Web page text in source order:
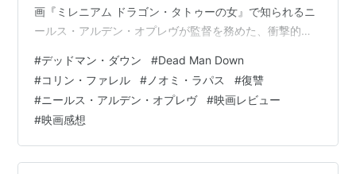
画『ミレニアム ドラゴン・タトゥーの女』で知られるニ
ールス・アルデン・オプレヴが監督を務めた、衝撃的な
ークの裏社会を舞台に、死んだはずの男と、未来を奪わ
れた女という、二つの復讐の運命が交差することから始
まります。主人公のヴィクターは、犯罪組織のボスであ
るアルフォンスの部下として潜り込んでいますが、彼の
真の目的は、かつて妻子を奪ったアルフォンスへの復讐
を果たすことです。彼は、組織のメンバ…
#デッドマン・ダウン #Dead Man Down
#コリン・ファレル # ノオミ・ラパス #復讐
#ニールス・アルデン・オプレヴ #映画レビュー
#映画感想